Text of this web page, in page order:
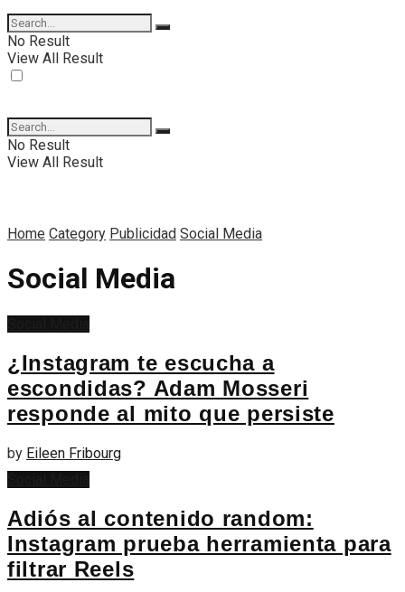
No Result
View All Result
No Result
View All Result
Home Category Publicidad Social Media
Social Media
¿Instagram te escucha a
escondidas? Adam Mosseri
responde al mito que persiste
by Eileen Fribourg
Adiós al contenido random:
Instagram prueba herramienta para
filtrar Reels